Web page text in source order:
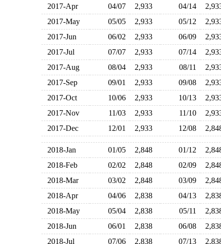
2017-Apr
04/07 2,933 04/14
2017-May
05/05 2,933 05/12
2017-Jun
06/02 2,933 06/09
2017-Jul
07/07 2,933 07/14
2017-Aug
08/04 2,933 08/11
2017-Sep
09/01 2,933 09/08
2017-Oct
10/06 2,933 10/13
2017-Nov
11/03 2,933 11/10
2017-Dec
12/01 2,933 12/08
2018-Jan 01/05 2,848 01/12
2018-Feb
02/02 2,848 02/09
2018-Mar
03/02 2,848 03/09
2018-Apr
04/06 2,838 04/13
2018-May
05/04 2,838 05/11
2018-Jun
06/01 2,838 06/08
2018-Jul
07/06 2,838 07/13